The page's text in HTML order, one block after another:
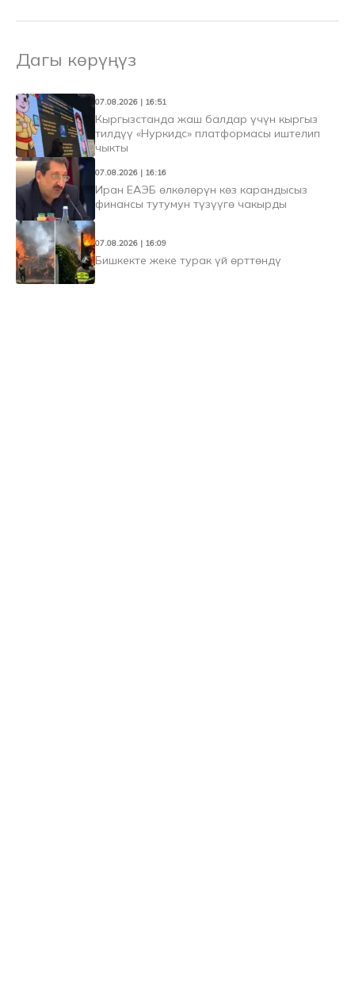
Дагы көрүңүз
07.08.2026 | 16:51
Кыргызстанда жаш балдар үчүн кыргыз
тилдүү «Нуркидс» платформасы иштелип
чыкты
07.08.2026 | 16:16
Иран ЕАЭБ өлкөлөрүн көз карандысыз
финансы тутумун түзүүгө чакырды
07.08.2026 | 16:09
Бишкекте жеке турак үй өрттөндү